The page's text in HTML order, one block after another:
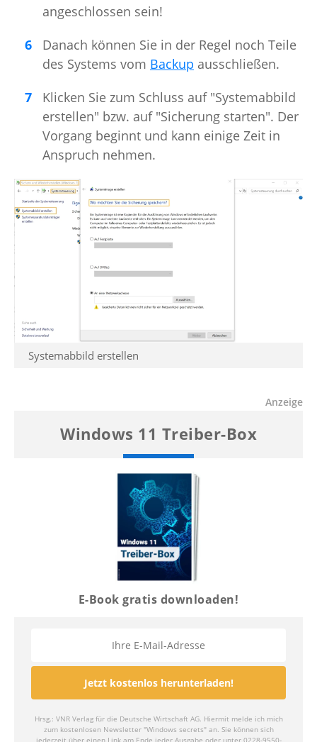
angeschlossen sein!
Danach können Sie in der Regel noch Teile
des Systems vom Backup ausschließen.
Klicken Sie zum Schluss auf "Systemabbild
erstellen" bzw. auf "Sicherung starten". Der
Vorgang beginnt und kann einige Zeit in
Anspruch nehmen.
Systemabbild erstellen